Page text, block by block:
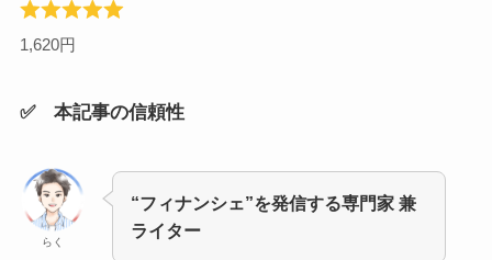
1,620円
✅ 本記事の信頼性
らく
“フィナンシェ”を発信する専門家 兼
ライター